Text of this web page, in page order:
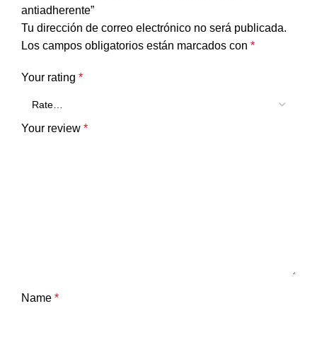
antiadherente”
Tu dirección de correo electrónico no será publicada.
Los campos obligatorios están marcados con *
Your rating *
Your review *
Name *